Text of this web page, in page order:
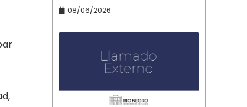
08/06/2026